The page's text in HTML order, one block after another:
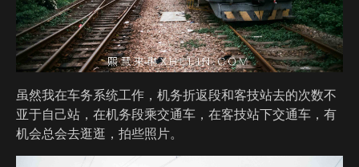
虽然我在车务系统工作，机务折返段和客技站去的次数不
亚于自己站，在机务段乘交通车，在客技站下交通车，有
机会总会去逛逛，拍些照片。